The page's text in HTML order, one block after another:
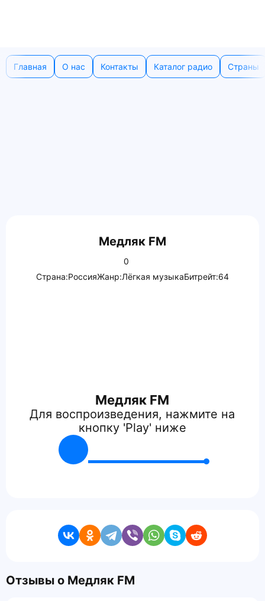
Главная О нас Контакты Каталог радио Страны
Медляк FM
0
Страна:РоссияЖанр:Лёгкая музыкаБитрейт:64
Медляк FM
Для воспроизведения, нажмите на
кнопку 'Play' ниже
Отзывы о Медляк FM